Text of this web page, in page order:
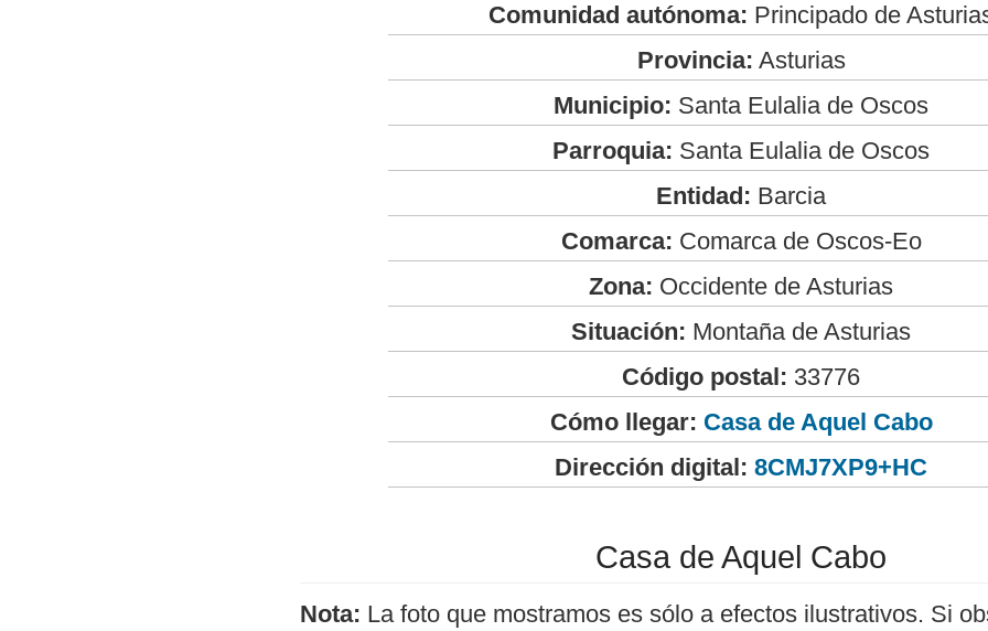
Comunidad autónoma: Principado de
Provincia: Asturias
Municipio: Santa Eulalia de Oscos
Parroquia: Santa Eulalia de Oscos
Entidad: Barcia
Comarca: Comarca de Oscos-Eo
Zona: Occidente de Asturias
Situación: Montaña de Asturias
Código postal: 33776
Cómo llegar: Casa de Aquel Cabo
Dirección digital: 8CMJ7XP9+HC
Casa de Aquel Cabo
Nota: La foto que mostramos es sólo a efectos ilustrativos. Si